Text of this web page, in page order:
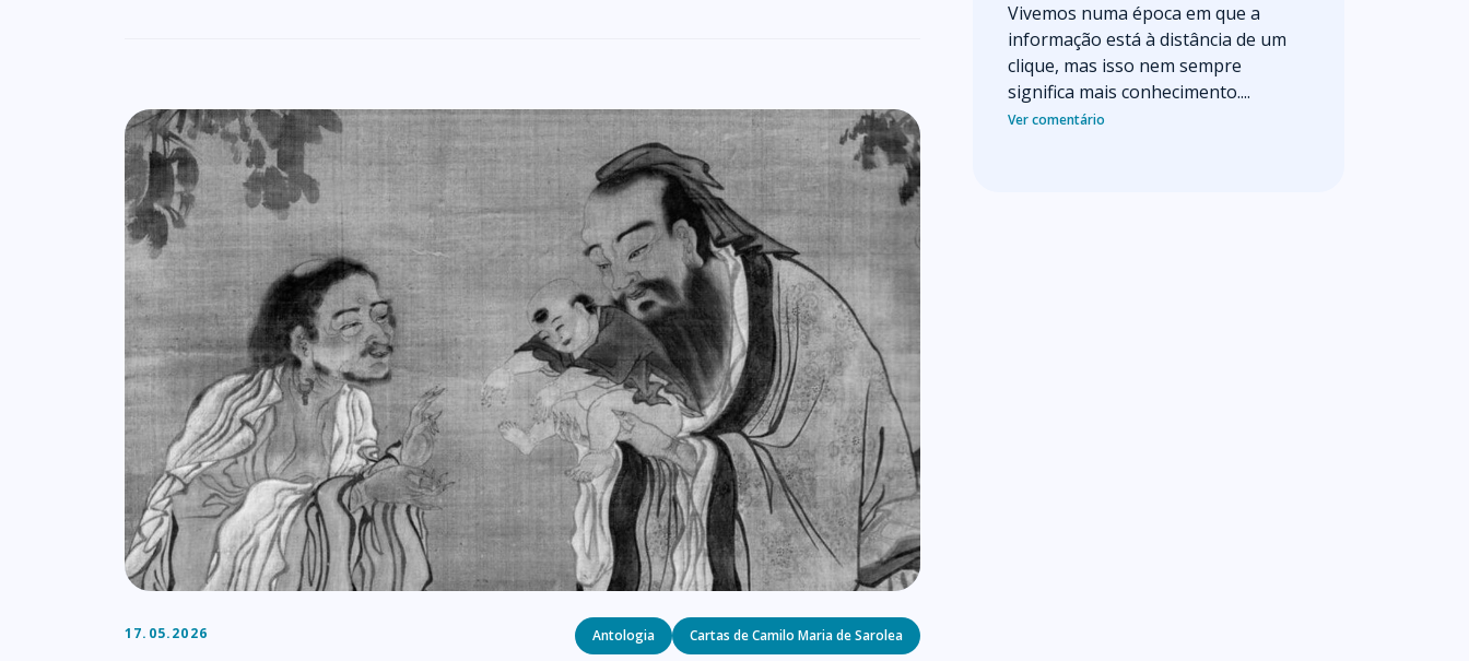
17.05.2026 Categories
Antologia Cartas de Camilo Maria de Sarolea
Vivemos numa época em que a
informação está à distância de um
clique, mas isso nem sempre
significa mais conhecimento....
Ver comentário